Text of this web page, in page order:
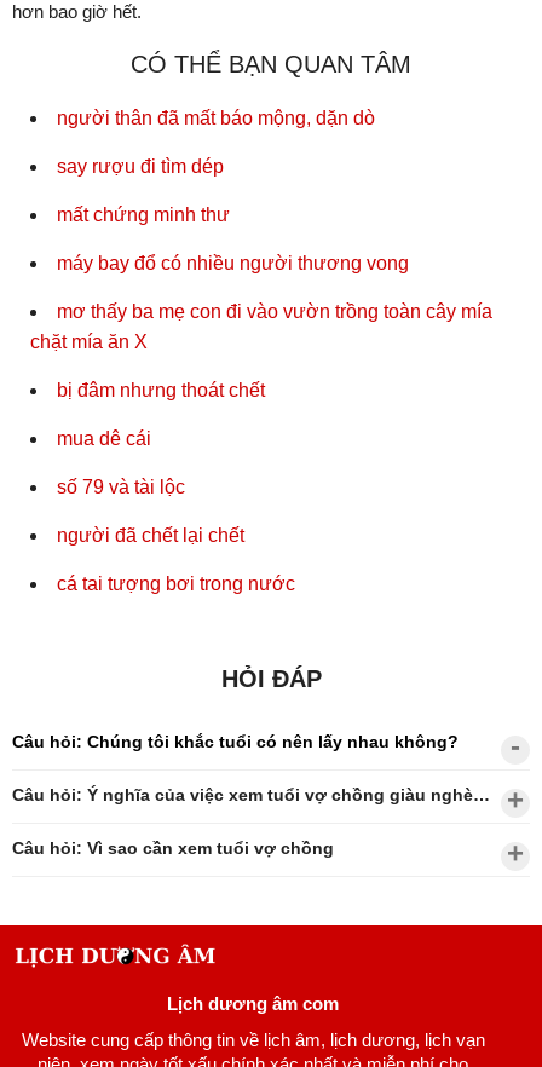
hơn bao giờ hết.
CÓ THỂ BẠN QUAN TÂM
người thân đã mất báo mộng, dặn dò
say rượu đi tìm dép
mất chứng minh thư
máy bay đổ có nhiều người thương vong
mơ thấy ba mẹ con đi vào vườn trồng toàn cây mía
chặt mía ăn X
bị đâm nhưng thoát chết
mua dê cái
số 79 và tài lộc
người đã chết lại chết
cá tai tượng bơi trong nước
HỎI ĐÁP
Câu hỏi: Chúng tôi khắc tuổi có nên lấy nhau không?
Câu hỏi: Ý nghĩa của việc xem tuổi vợ chồng giàu nghèo?
Câu hỏi: Vì sao cần xem tuổi vợ chồng
Lịch dương âm com
Website cung cấp thông tin về lịch âm, lịch dương, lịch vạn